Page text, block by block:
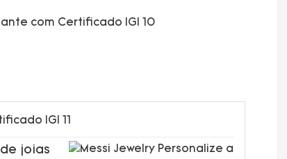
joias